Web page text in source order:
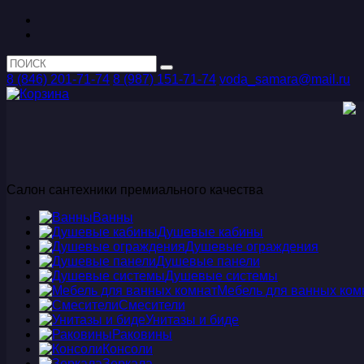
8 (846) 201-71-74 8 (987) 151-71-74 voda_samara@mail.ru
Салон сантехники премиального качества
Ванны
Душевые кабины
Душевые ограждения
Душевые панели
Душевые системы
Мебель для ванных
Смесители
Унитазы и биде
Раковины
Консоли